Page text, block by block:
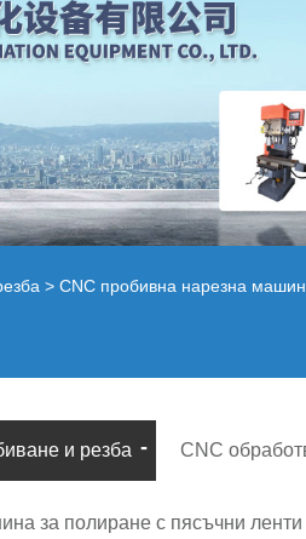
>CNC пробивна нарезна
и резба CNC
за полиране с пясъчни ленти